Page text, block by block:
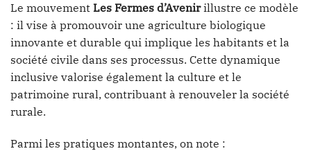
Le mouvement Les Fermes d’Avenirillustre ce modèle
: il vise à promouvoir une agriculture biologique
innovante et durable qui implique les habitants et la
société civile dans ses processus. Cette dynamique
inclusive valorise également la culture et le
patrimoine rural, contribuant à renouveler la société
rurale.
Parmi les pratiques montantes, on note :